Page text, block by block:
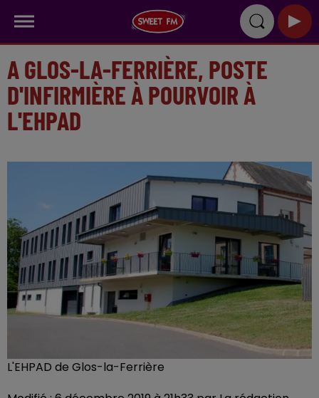
A GLOS-LA-FERRIÈRE, POSTE
D'INFIRMIÈRE À POURVOIR À
L'EHPAD
L'EHPAD de Glos-la-Ferrière